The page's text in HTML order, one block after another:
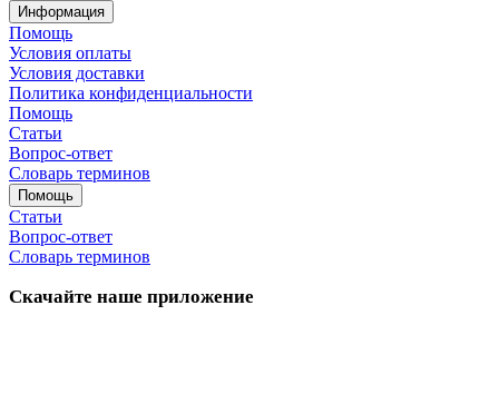
Информация
Помощь
Условия оплаты
Условия доставки
Политика конфиденциальности
Помощь
Статьи
Вопрос-ответ
Словарь терминов
Помощь
Статьи
Вопрос-ответ
Словарь терминов
Скачайте наше приложение